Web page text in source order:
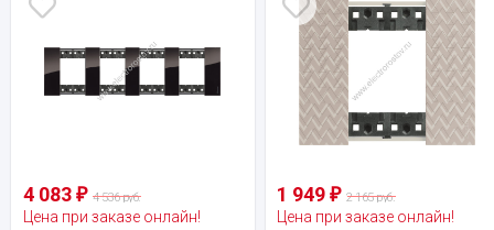
4 083 ₽ 4 536 руб.
Цена при заказе онлайн!
1 949₽ 2 165 руб.
Цена при заказе онлайн!